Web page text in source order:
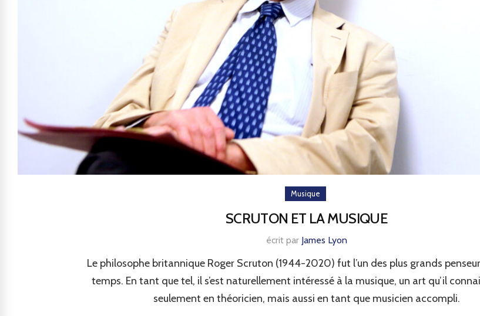
Musique
SCRUTON ET LA MUSIQUE
écrit par James Lyon
Le philosophe britannique Roger Scruton (1944-2020) fut l’un des plus grands
temps. En tant que tel, il s’est naturellement intéressé à la musique, un art qu’il
seulement en théoricien, mais aussi en tant que musicien accompli.